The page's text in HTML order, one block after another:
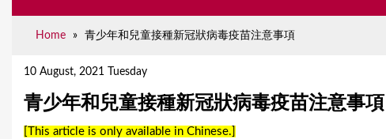
Home » 青少年和兒童接種新冠狀病毒疫苗注意事項
10 August, 2021 Tuesday
青少年和兒童接種新冠狀病毒疫苗注意事項
[This article is only available in Chinese.]